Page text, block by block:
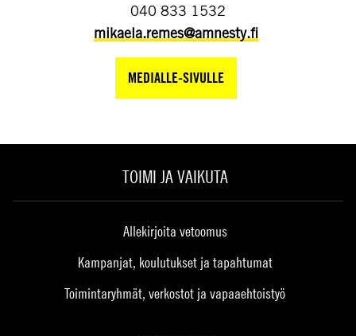
040 833 1532
mikaela.remes@amnesty.fi
MEDIALLE-SIVULLE
TOIMI JA VAIKUTA
Allekirjoita vetoomus
Kampanjat, koulutukset ja tapahtumat
Toimintaryhmät, verkostot ja vapaaehtoistyö